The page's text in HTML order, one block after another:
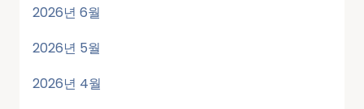
2026년 6월
2026년 5월
2026년 4월